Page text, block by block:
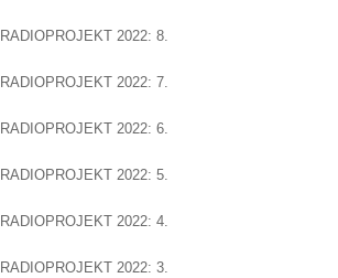
RADIOPROJEKT 2022: 8.
RADIOPROJEKT 2022: 7.
RADIOPROJEKT 2022: 6.
RADIOPROJEKT 2022: 5.
RADIOPROJEKT 2022: 4.
RADIOPROJEKT 2022: 3.